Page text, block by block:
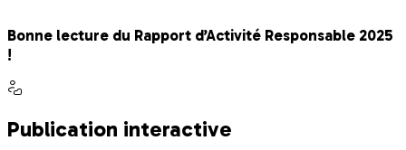
Bonne lecture du Rapport d’Activité Responsable 2025
!
Publication interactive